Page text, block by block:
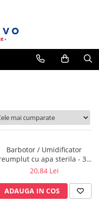
Barbotor / Umidificator
cu apa sterila - 350
ml - Amsino
20,84 Lei
ADAUGA IN COS